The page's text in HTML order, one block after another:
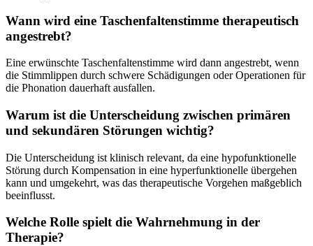
Wann wird eine Taschenfaltenstimme therapeutisch
angestrebt?
Eine erwünschte Taschenfaltenstimme wird dann angestrebt, wenn
die Stimmlippen durch schwere Schädigungen oder Operationen für
die Phonation dauerhaft ausfallen.
Warum ist die Unterscheidung zwischen primären
und sekundären Störungen wichtig?
Die Unterscheidung ist klinisch relevant, da eine hypofunktionelle
Störung durch Kompensation in eine hyperfunktionelle übergehen
kann und umgekehrt, was das therapeutische Vorgehen maßgeblich
beeinflusst.
Welche Rolle spielt die Wahrnehmung in der
Therapie?